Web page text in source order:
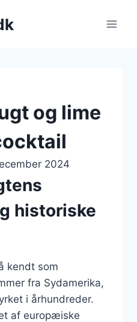
og lime
2024
historiske
kendt som
fra Sydamerika,
i århundreder.
af europæiske